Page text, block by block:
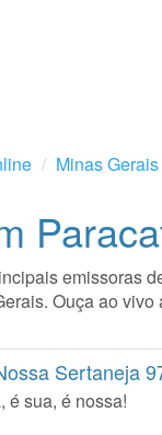
Minas Gerais
emissoras
Ouça ao vivo
Sertaneja
é sua, é nossa!